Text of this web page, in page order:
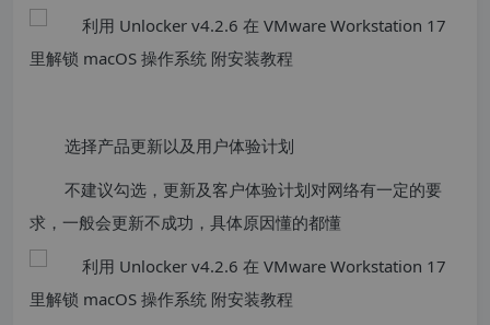
选择产品更新以及用户体验计划
不建议勾选，更新及客户体验计划对网络有一定的要
求，一般会更新不成功，具体原因懂的都懂